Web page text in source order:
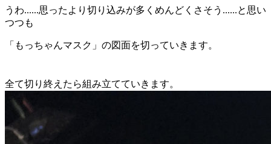
うわ......思ったより切り込みが多くめんどくさそう......と思い
つつも
「もっちゃんマスク」の図面を切っていきます。
全て切り終えたら組み立てていきます。